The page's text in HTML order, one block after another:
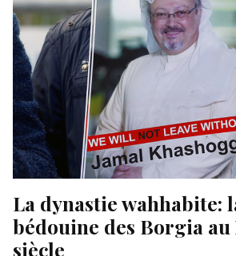
La dynastie wahhabite:
bédouine des Borgia au
siècle